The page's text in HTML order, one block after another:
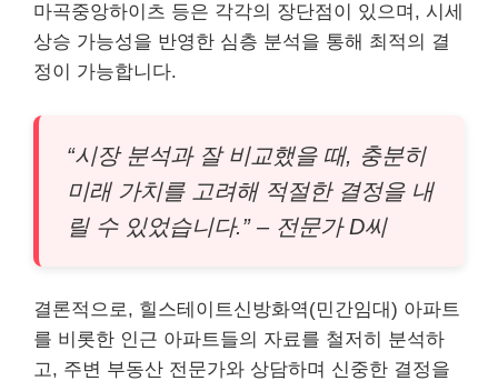
마곡중앙하이츠 등은 각각의 장단점이 있으며, 시세
상승 가능성을 반영한 심층 분석을 통해 최적의 결
정이 가능합니다.
“시장 분석과 잘 비교했을 때, 충분히
미래 가치를 고려해 적절한 결정을 내
릴 수 있었습니다.” – 전문가 D씨
결론적으로, 힐스테이트신방화역(민간임대) 아파트
를 비롯한 인근 아파트들의 자료를 철저히 분석하
고, 주변 부동산 전문가와 상담하며 신중한 결정을